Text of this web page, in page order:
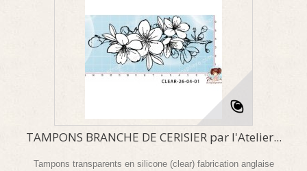
TAMPONS BRANCHE DE CERISIER par l'Atelier...
Tampons transparents en silicone (clear) fabrication anglaise